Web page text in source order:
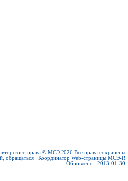
права © МСЭ 2026 Все права сохранены
обращаться : Координатор Web-страницы МСЭ-R
Обновлено : 2013-01-30